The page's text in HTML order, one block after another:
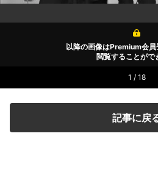
以降の画像はPremium会
閲覧することがで
1 / 18
記事に戻